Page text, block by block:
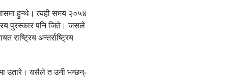
हुन्थे। त्यही समय २०५४
पुरस्कार पनि जिते। जसले
राष्ट्रिय अन्तर्राष्ट्रिय
उतारे। यसैले त उनी भन्छन्-